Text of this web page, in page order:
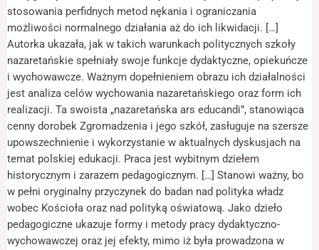
stosowania perfidnych metod nękania i ograniczania
możliwości normalnego działania aż do ich likwidacji. […]
Autorka ukazała, jak w takich warunkach politycznych szkoły
nazaretańskie spełniały swoje funkcje dydaktyczne, opiekuńcze
i wychowawcze. Ważnym dopełnieniem obrazu ich działalności
jest analiza celów wychowania nazaretańskiego oraz form ich
realizacji. Ta swoista „nazaretańska ars educandi”, stanowiąca
cenny dorobek Zgromadzenia i jego szkół, zasługuje na szersze
upowszechnienie i wykorzystanie w aktualnych dyskusjach na
temat polskiej edukacji. Praca jest wybitnym dziełem
historycznym i zarazem pedagogicznym. […] Stanowi ważny, bo
w pełni oryginalny przyczynek do badan nad polityka władz
wobec Kościoła oraz nad polityką oświatową. Jako dzieło
pedagogiczne ukazuje formy i metody pracy dydaktyczno-
wychowawczej oraz jej efekty, mimo iż była prowadzona w
odwiedzania naszej
strony, zwiększasz
szansę na
zobaczenie
spersonalizowanych
treści i ofert.